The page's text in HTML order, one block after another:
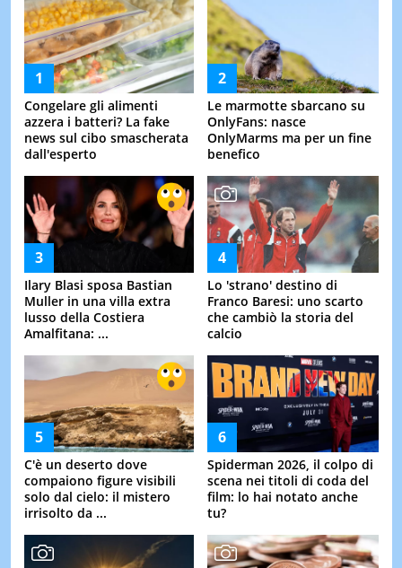
Congelare gli alimenti
azzera i batteri? La fake
news sul cibo smascherata
dall'esperto
Le marmotte sbarcano su
OnlyFans: nasce
OnlyMarms ma per un fine
benefico
Ilary Blasi sposa Bastian
Muller in una villa extra
lusso della Costiera
Amalfitana: ...
Lo 'strano' destino di
Franco Baresi: uno scarto
che cambiò la storia del
calcio
C'è un deserto dove
compaiono figure visibili
solo dal cielo: il mistero
irrisolto da ...
Spiderman 2026, il colpo di
scena nei titoli di coda del
film: lo hai notato anche
tu?